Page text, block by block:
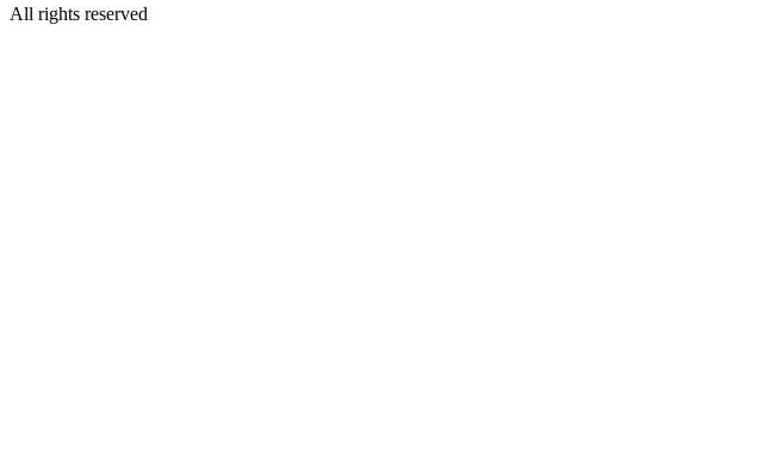
All rights reserved